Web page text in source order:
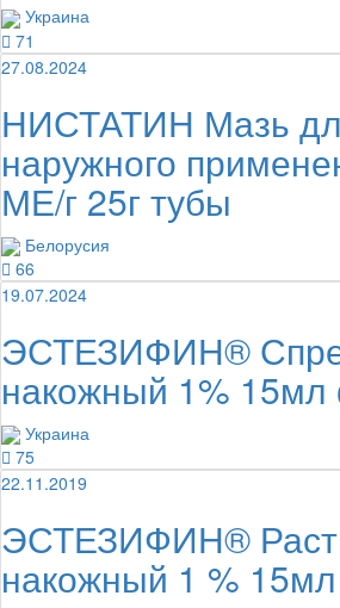
Украина
71
27.08.2024
НИСТАТИН Мазь
наружного
МЕ/г 25г тубы
Белорусия
66
19.07.2024
ЭСТЕЗИФИН®
накожный 1%
Украина
75
22.11.2019
ЭСТЕЗИФИН®
накожный 1 %